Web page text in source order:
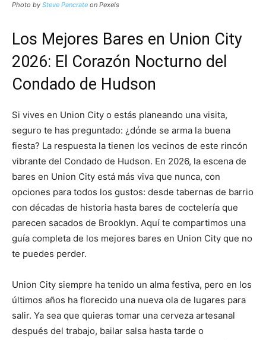
Photo by Steve Pancrate on Pexels
Los Mejores Bares en Union City
2026: El Corazón Nocturno del
Condado de Hudson
Si vives en Union City o estás planeando una visita,
seguro te has preguntado: ¿dónde se arma la buena
fiesta? La respuesta la tienen los vecinos de este rincón
vibrante del Condado de Hudson. En 2026, la escena de
bares en Union City está más viva que nunca, con
opciones para todos los gustos: desde tabernas de barrio
con décadas de historia hasta bares de coctelería que
parecen sacados de Brooklyn. Aquí te compartimos una
guía completa de los mejores bares en Union City que no
te puedes perder.
Union City siempre ha tenido un alma festiva, pero en los
últimos años ha florecido una nueva ola de lugares para
salir. Ya sea que quieras tomar una cerveza artesanal
después del trabajo, bailar salsa hasta tarde o